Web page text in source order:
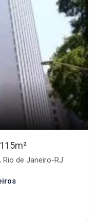
Rio de Janeiro-RJ